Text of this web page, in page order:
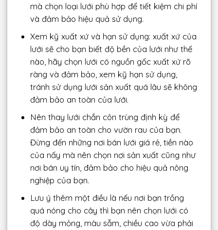
mà chọn loại lưới phù hợp để tiết kiệm chi phí
và đảm bảo hiệu quả sử dụng.
Xem kỹ xuất xứ và hạn sử dụng: xuất xứ của
lưới sẽ cho bạn biết độ bền của lưới như thế
nào, hãy chọn lưới có nguồn gốc xuất xứ rõ
ràng và đảm bảo, xem kỹ hạn sử dụng,
tránh sử dụng lưới sản xuất quá lâu sẽ không
đảm bảo an toàn của lưới.
Nên thay lưới chắn côn trùng định kỳ để
đảm bảo an toàn cho vườn rau của bạn.
Đừng đến những nơi bán lưới giá rẻ, tiền nào
của nấy mà nên chọn nơi sản xuất cũng như
nơi bán uy tín, đảm bảo cho hiệu quả nông
nghiệp của bạn.
Lưu ý thêm một điều là nếu nơi bạn trồng
quá nóng cho cây thì bạn nên chọn lưới có
độ dày mỏng, màu sẫm, chiều cao vừa phải